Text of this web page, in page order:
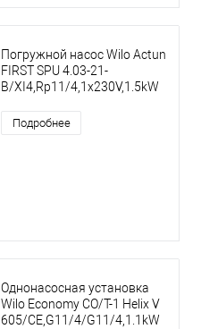
Погружной насос Wilo Actun
FIRST SPU 4.03-21-
B/XI4,Rp11/4,1x230V,1.5kW
Подробнее
Однонасосная установка
Wilo Economy CO/T-1 Helix V
605/CE,G11/4/G11/4,1.1kW